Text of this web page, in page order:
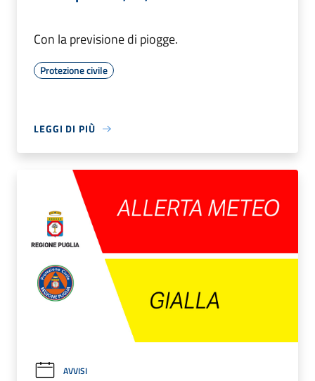
Con la previsione di piogge.
Protezione civile
LEGGI DI PIÙ
AVVISI